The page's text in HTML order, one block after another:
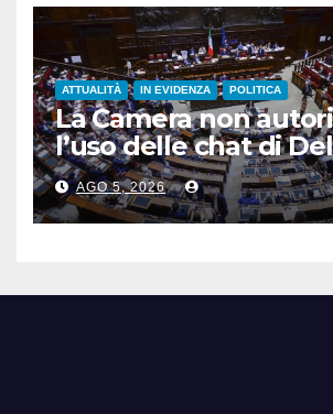
ATTUALITÀ IN EVIDENZA POLITICA
La Camera non
l’uso delle chat di
voto a scrutinio
AGO 5, 2026